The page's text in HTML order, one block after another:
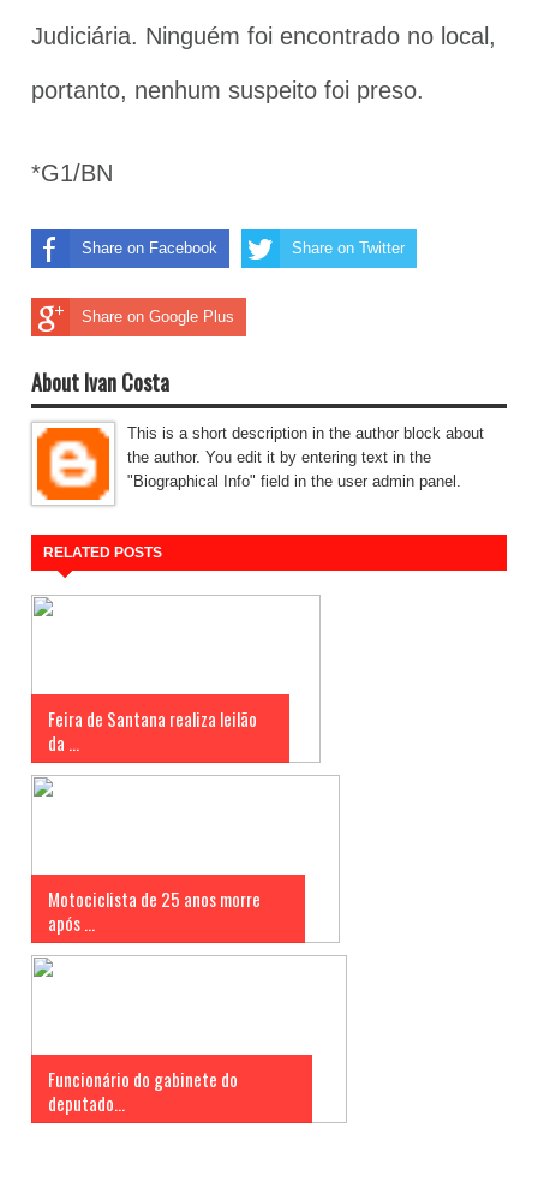
Judiciária. Ninguém foi encontrado no local,
portanto, nenhum suspeito foi preso.
*G1/BN
Share on Facebook Share on Twitter
Share on Google Plus
About Ivan Costa
This is a short description in the author block about
the author. You edit it by entering text in the
"Biographical Info" field in the user admin panel.
RELATED POSTS
Feira de Santana realiza leilão
da ...
Motociclista de 25 anos morre
após ...
Funcionário do gabinete do
deputado...